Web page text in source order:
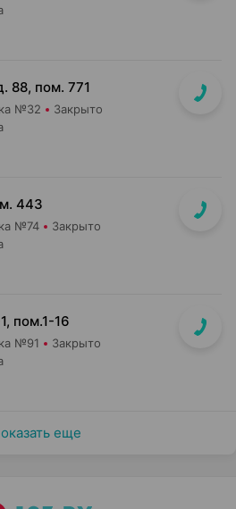
88, пом. 771
№32 Закрыто
443
№74 Закрыто
пом.1-16
№91 Закрыто
еще